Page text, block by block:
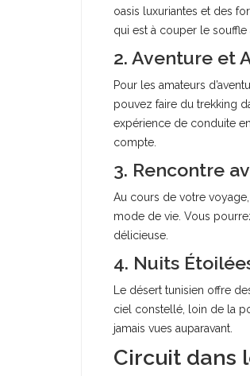
oasis luxuriantes et des
qui est à couper le
2. Aventure et
Pour les amateurs
pouvez faire du trekking
expérience de conduite
compte.
3. Rencontre
Au cours de votre
mode de vie. Vous
délicieuse.
4. Nuits
Le désert tunisien offre
ciel constellé, loin de la
jamais vues auparavant.
Circuit dans